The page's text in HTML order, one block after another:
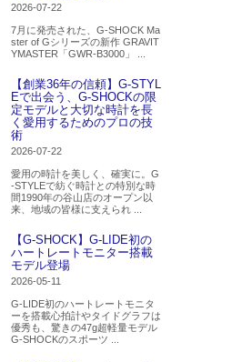
2026-07-22
7月に発売された、G-SHOCK Ma
ster of Gシリーズの新作 GRAVIT
YMASTER「GWR-B3000」 ...
【創業36年の信頼】G-STYL
Eで出会う、G-SHOCKの限
定モデルと大切な時計を長
く愛用するためのプロの技
術
2026-07-22
愛用の時計を美しく、確実に。G
-STYLEで紡ぐ時計との特別な時
間1990年の谷山店のオープン以
来、地域の皆様に支えられ ...
【G-SHOCK】G-LIDE初の
ハートレートモニター搭載
モデル登場
2026-05-11
G-LIDE初のハートレートモニタ
ーを搭載心拍計やタイドグラフは
優秀も、驚きの47g超軽量モデル
G-SHOCKのスポーツ ...